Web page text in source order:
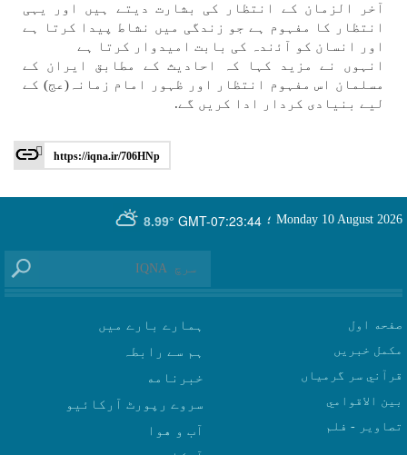
آخر الزمان كے انتظار كی بشارت ديتے ہیں اور یہی
انتظار كا مفہوم ہے جو زندگی میں نشاط پيدا كرتا ہے
اور انسان كو آﺋندہ كی بابت اميدوار كرتا ہے
انہوں نے مزيد كہا كہ احاديث كے مطابق ايران كے
مسلمان اس مفہوم انتظار اور ظہور امام زمانہ(عج) كے
لیے بنيادی كردار ادا كریں گے.
https://iqna.ir/706HNp
GMT-07:23:44
8.99° Monday 10 August 2026 ؛
صفحه اول
مکمل خبریں
قرآني سر گرمياں
بين الاقوامي
تصاوير - فلم
ہمارے بارے میں
ہم سے رابطہ
سروے رپورٹ آرکائیو
آب و هوا